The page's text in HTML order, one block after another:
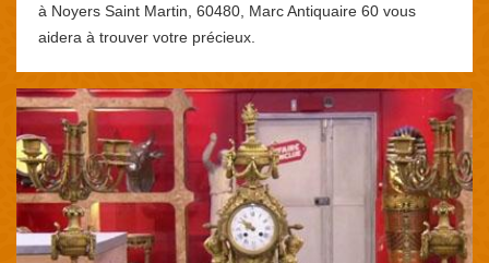
à Noyers Saint Martin, 60480, Marc Antiquaire 60 vous
aidera à trouver votre précieux.